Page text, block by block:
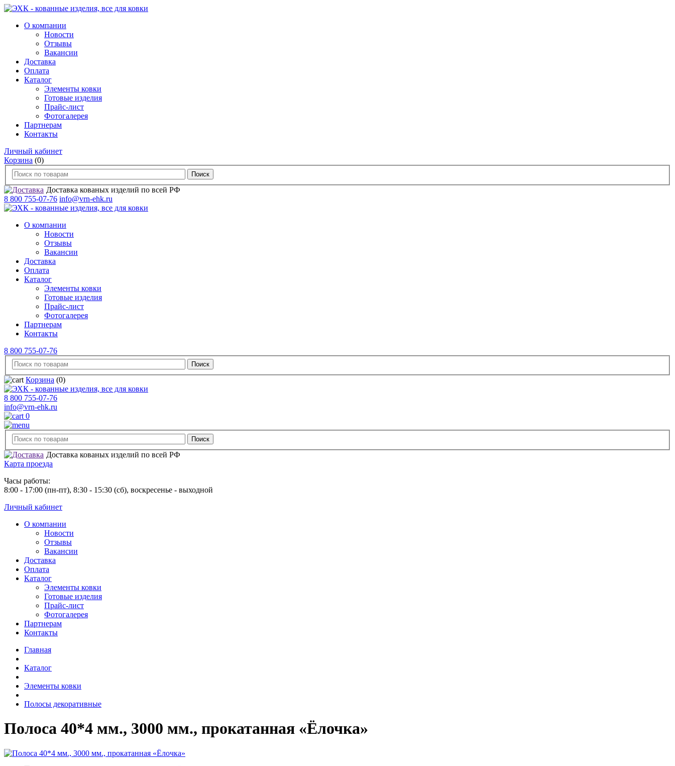
О компании
Новости
Отзывы
Вакансии
Доставка
Оплата
Каталог
Элементы ковки
Готовые изделия
Прайс-лист
Фотогалерея
Партнерам
Контакты
Личный кабинет
Корзина (0)
Доставка кованых изделий по всей РФ
8 800 755-07-76 info@vrn-ehk.ru
О компании
Новости
Отзывы
Вакансии
Доставка
Оплата
Каталог
Элементы ковки
Готовые изделия
Прайс-лист
Фотогалерея
Партнерам
Контакты
8 800 755-07-76
Корзина (0)
8 800 755-07-76
info@vrn-ehk.ru
0
Доставка кованых изделий по всей РФ
Карта проезда
Часы работы:
8:00 - 17:00 (пн-пт), 8:30 - 15:30 (сб), воскресенье - выходной
Личный кабинет
О компании
Новости
Отзывы
Вакансии
Доставка
Оплата
Каталог
Элементы ковки
Готовые изделия
Прайс-лист
Фотогалерея
Партнерам
Контакты
Главная
Каталог
Элементы ковки
Полосы декоративные
Полоса 40*4 мм., 3000 мм., прокатанная «Ёлочка»